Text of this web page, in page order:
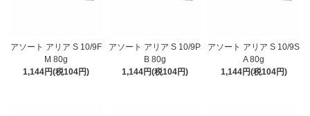
アソート アリア S 10/9F
M 80g
1,144円(税104円)
アソート アリア S 10/9P
B 80g
1,144円(税104円)
アソート アリア S 10/9S
A 80g
1,144円(税104円)